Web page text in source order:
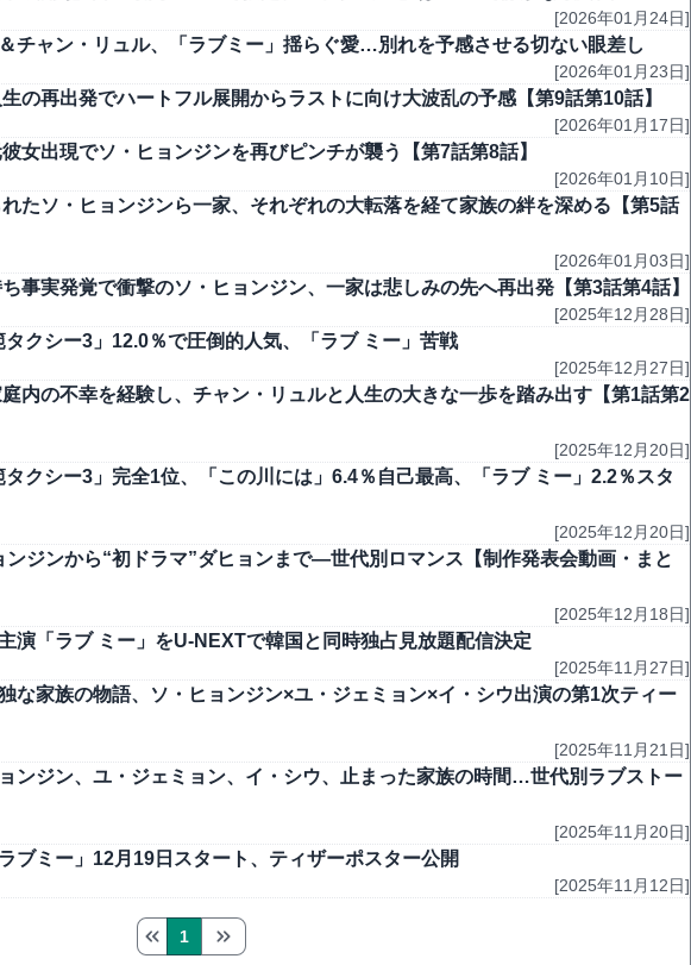
[2026年01月24日]
チャン・リュル、「ラブミー」揺らぐ愛…別れを予感させる切ない眼差し
[2026年01月23日]
の再出発でハートフル展開からラストに向け大波乱の予感【第9話第10話】
[2026年01月17日]
女出現でソ・ヒョンジンを再びピンチが襲う【第7話第8話】
[2026年01月10日]
たソ・ヒョンジンら一家、それぞれの大転落を経て家族の絆を深める【第5話
[2026年01月03日]
事実発覚で衝撃のソ・ヒョンジン、一家は悲しみの先へ再出発【第3話第4話】
[2025年12月28日]
タクシー3」12.0％で圧倒的人気、「ラブ ミー」苦戦
[2025年12月27日]
内の不幸を経験し、チャン・リュルと人生の大きな一歩を踏み出す【第1話第2
[2025年12月20日]
タクシー3」完全1位、「この川には」6.4％自己最高、「ラブ ミー」2.2％スタ
[2025年12月20日]
ンジンから“初ドラマ”ダヒョンまで―世代別ロマンス【制作発表会動画・まと
[2025年12月18日]
演「ラブ ミー」をU-NEXTで韓国と同時独占見放題配信決定
[2025年11月27日]
な家族の物語、ソ・ヒョンジン×ユ・ジェミョン×イ・シウ出演の第1次ティー
[2025年11月21日]
ンジン、ユ・ジェミョン、イ・シウ、止まった家族の時間…世代別ラブストー
[2025年11月20日]
ブミー」12月19日スタート、ティザーポスター公開
[2025年11月12日]
1